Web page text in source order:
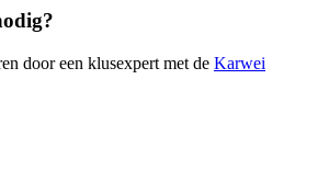
door een klusexpert met de Karwei